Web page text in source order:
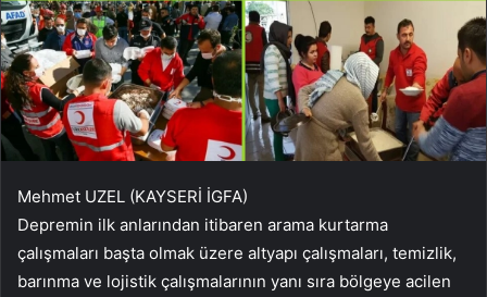
Mehmet UZEL (KAYSERİ İGFA)
Depremin ilk anlarından itibaren arama kurtarma
çalışmaları başta olmak üzere altyapı çalışmaları, temizlik,
barınma ve lojistik çalışmalarının yanı sıra bölgeye acilen